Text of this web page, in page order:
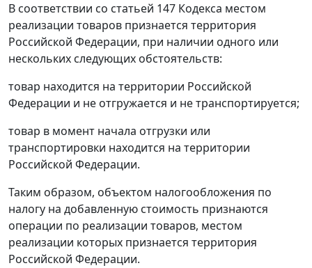
В соответствии со статьей 147 Кодекса местом
реализации товаров признается территория
Российской Федерации, при наличии одного или
нескольких следующих обстоятельств:
товар находится на территории Российской
Федерации и не отгружается и не транспортируется;
товар в момент начала отгрузки или
транспортировки находится на территории
Российской Федерации.
Таким образом, объектом налогообложения по
налогу на добавленную стоимость признаются
операции по реализации товаров, местом
реализации которых признается территория
Российской Федерации.